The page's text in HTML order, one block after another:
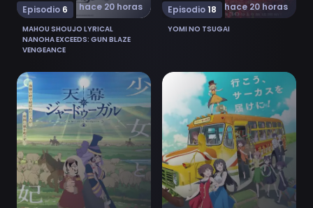
hace 20 horas
Episodio 6
MAHOU SHOUJO LYRICAL
NANOHA EXCEEDS: GUN BLAZE
VENGEANCE
hace 20 horas
Episodio18
YOMI NO TSUGAI
Ver Tenmaku no Jaadugar 7Ver Grow Up Show: